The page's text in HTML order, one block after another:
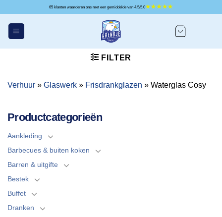
inhoud
65 klanten waarderen ons met een gemiddelde van 4.5/5.0
FILTER
Verhuur » Glaswerk » Frisdrankglazen » Waterglas Cosy
Productcategorieën
Aankleding
Barbecues & buiten koken
Barren & uitgifte
Bestek
Buffet
Dranken